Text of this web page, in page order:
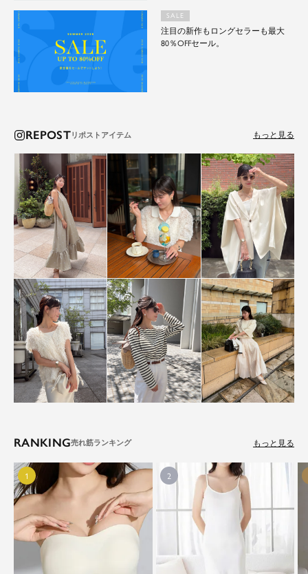
SALE
注目の新作もロングセラーも最大
80％OFFセール。
REPOST もっと見る
RANKING もっと見る